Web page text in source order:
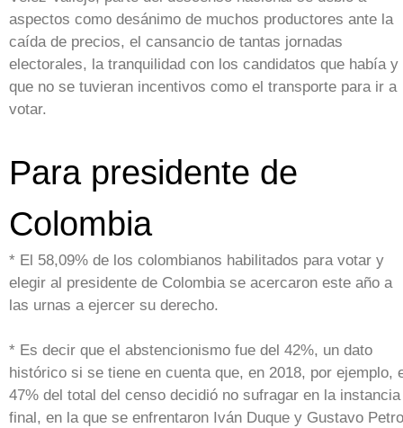
aspectos como desánimo de muchos productores ante la
caída de precios, el cansancio de tantas jornadas
electorales, la tranquilidad con los candidatos que había y
que no se tuvieran incentivos como el transporte para ir a
votar.
Para presidente de
Colombia
* El 58,09% de los colombianos habilitados para votar y
elegir al presidente de Colombia se acercaron este año a
las urnas a ejercer su derecho.
* Es decir que el abstencionismo fue del 42%, un dato
histórico si se tiene en cuenta que, en 2018, por ejemplo,
47% del total del censo decidió no sufragar en la instancia
final, en la que se enfrentaron Iván Duque y Gustavo